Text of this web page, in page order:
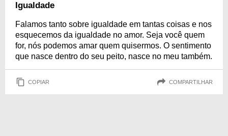
Igualdade
Falamos tanto sobre igualdade em tantas coisas e nos
esquecemos da igualdade no amor. Seja você quem
for, nós podemos amar quem quisermos. O sentimento
que nasce dentro do seu peito, nasce no meu também.
COPIAR COMPARTILHAR